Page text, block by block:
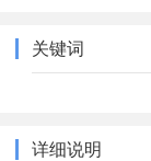
关键词
详细说明